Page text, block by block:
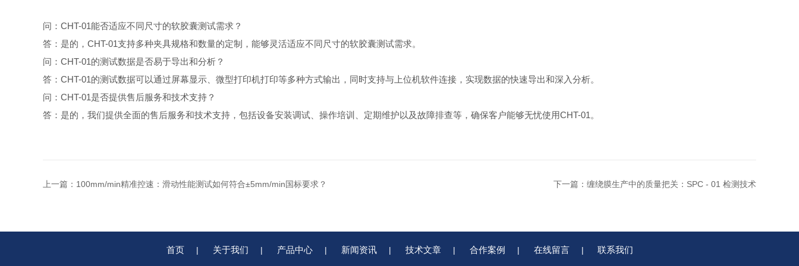
问：CHT-01能否适应不同尺寸的软胶囊测试需求？
答：是的，CHT-01支持多种夹具规格和数量的定制，能够灵活适应不同尺寸的软胶囊测试需求。
问：CHT-01的测试数据是否易于导出和分析？
答：CHT-01的测试数据可以通过屏幕显示、微型打印机打印等多种方式输出，同时支持与上位机软件连接，实现数据的快速导出和深入分析。
问：CHT-01是否提供售后服务和技术支持？
答：是的，我们提供全面的售后服务和技术支持，包括设备安装调试、操作培训、定期维护以及故障排查等，确保客户能够无忧使用CHT-01。
上一篇： 100mm/min精准控速：滑动性能测试如何符合±5mm/min国标要求？ 下一篇： 缠绕膜生产中的质量把关：SPC - 01 检测技术
首页 | 关于我们 | 产品中心 | 新闻资讯 | 技术文章 | 合作案例 | 在线留言 | 联系我们